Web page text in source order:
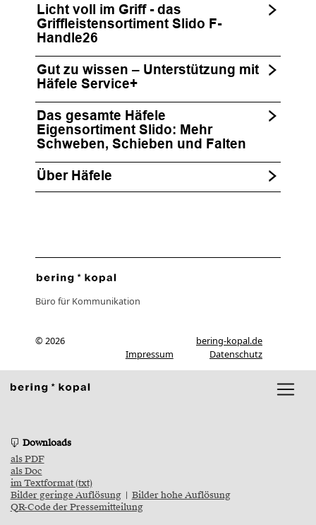
Licht voll im Griff - das
Griffleistensortiment Slido F-
Handle26
Gut zu wissen – Unterstützung mit
Häfele Service+
Das gesamte Häfele
Eigensortiment Slido: Mehr
Schweben, Schieben und Falten
Über Häfele
Büro für Kommunikation
© 2026
bering-kopal.de
Datenschutz
Impressum
Downloads
als PDF
als Doc
im Textformat (txt)
Bilder geringe Auflösung| Bilder hohe Auflösung
QR-Code der Pressemitteilung